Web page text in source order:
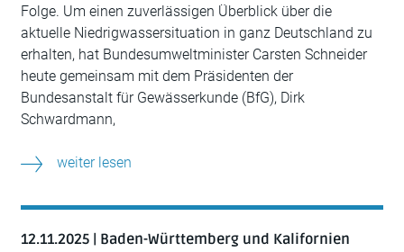
Folge. Um einen zuverlässigen Überblick über die
aktuelle Niedrigwassersituation in ganz Deutschland zu
erhalten, hat Bundesumweltminister Carsten Schneider
heute gemeinsam mit dem Präsidenten der
Bundesanstalt für Gewässerkunde (BfG), Dirk
Schwardmann,
weiter lesen
12.11.2025 | Baden-Württemberg und Kalifornien